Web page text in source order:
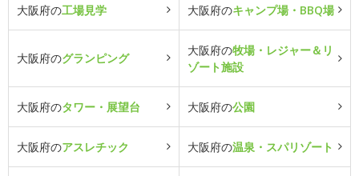
大阪府の工場見学 大阪府のキャンプ場・BBQ場
大阪府のグランピング
大阪府の牧場・レジャー＆リ
ゾート施設
大阪府のタワー・展望台 大阪府の公園
大阪府のアスレチック 大阪府の温泉・スパリゾート